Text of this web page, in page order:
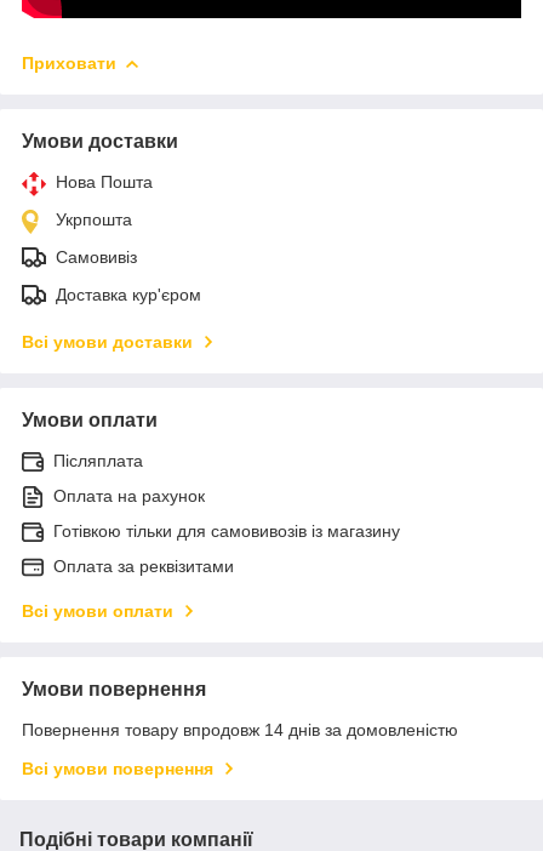
Приховати
Умови доставки
Нова Пошта
Укрпошта
Самовивіз
Доставка кур'єром
Всі умови доставки
Умови оплати
Післяплата
Оплата на рахунок
Готівкою тільки для самовивозів із магазину
Оплата за реквізитами
Всі умови оплати
Умови повернення
Повернення товару впродовж 14 днів за домовленістю
Всі умови повернення
Подібні товари компанії